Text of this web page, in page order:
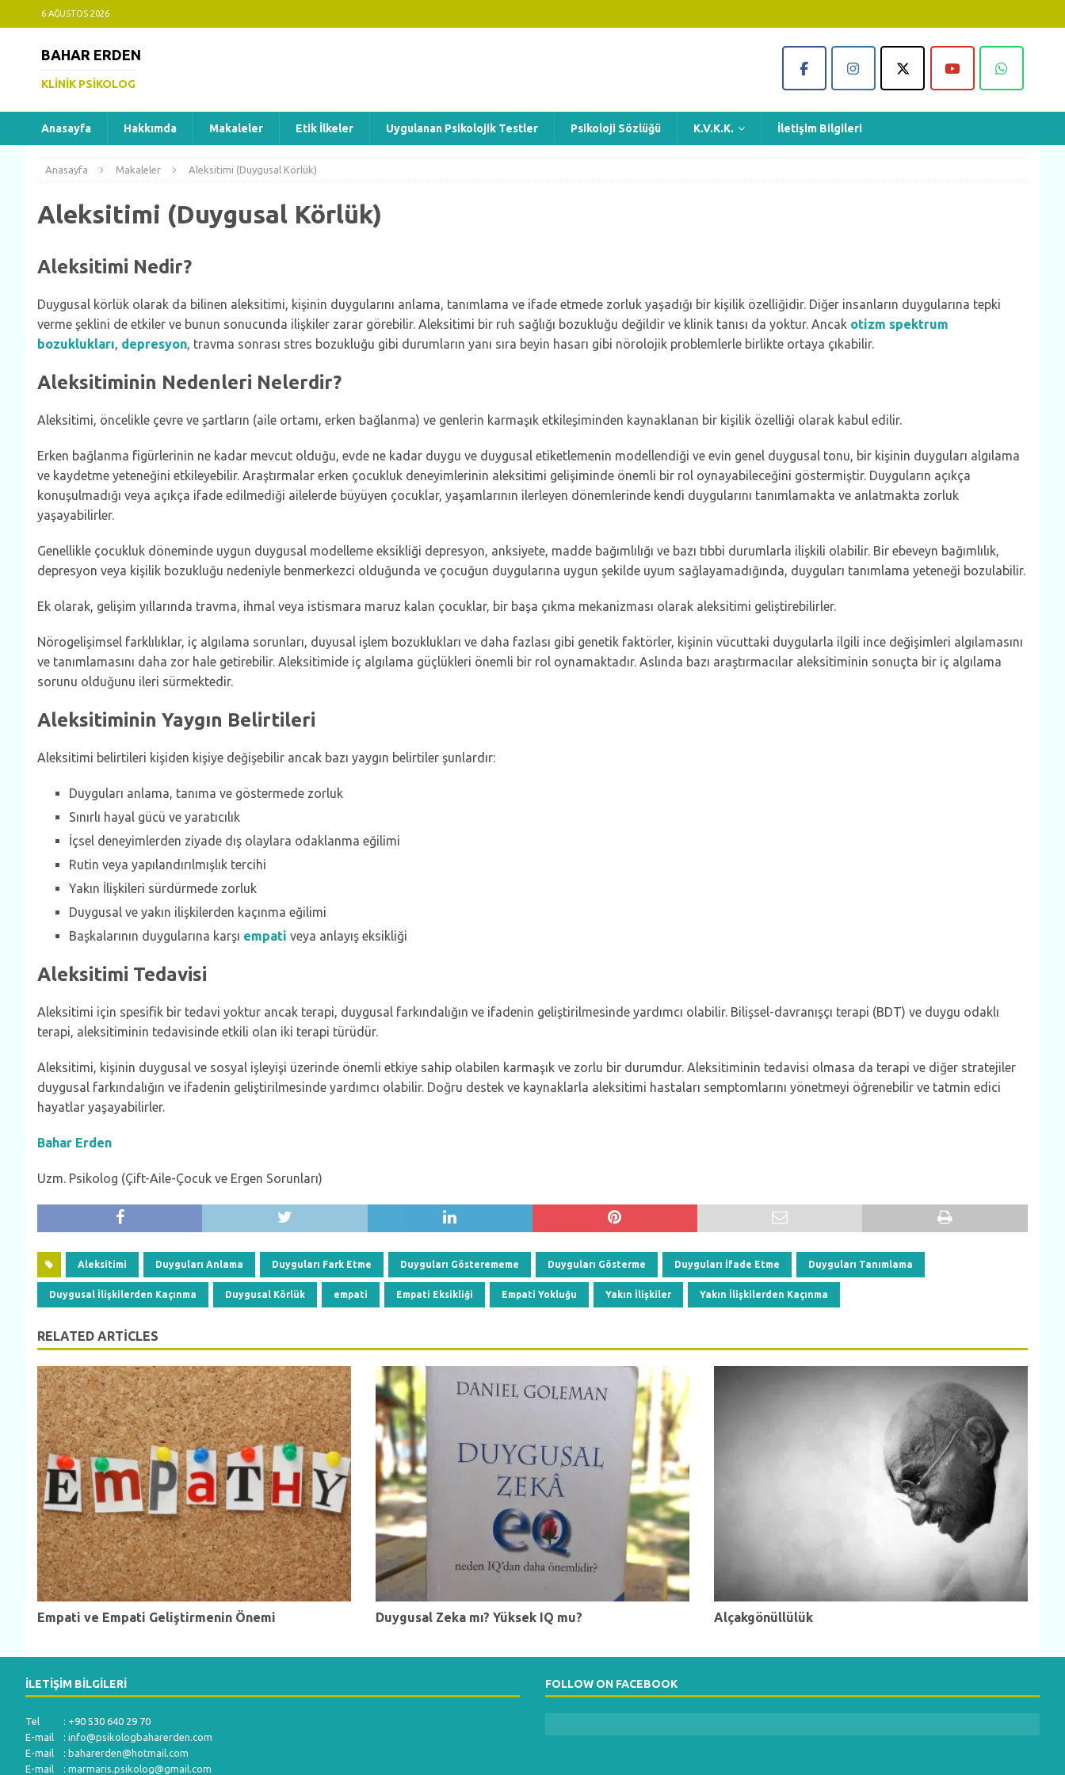
6 AĞUSTOS 2026
BAHAR ERDEN
KLINIK PSIKOLOG
Anasayfa Hakkımda Makaleler Etik İlkeler Uygulanan Psikolojik Testler Psikoloji Sözlüğü K.V.K.K. İletişim Bilgileri
Anasayfa Makaleler Aleksitimi (Duygusal Körlük)
Aleksitimi (Duygusal Körlük)
Aleksitimi Nedir?
Duygusal körlük olarak da bilinen aleksitimi, kişinin duygularını anlama, tanımlama ve ifade etmede zorluk yaşadığı bir kişilik özelliğidir. Diğer insanların duygularına tepki
verme şeklini de etkiler ve bunun sonucunda ilişkiler zarar görebilir. Aleksitimi bir ruh sağlığı bozukluğu değildir ve klinik tanısı da yoktur. Ancak otizm spektrum
bozuklukları, depresyon, travma sonrası stres bozukluğu gibi durumların yanı sıra beyin hasarı gibi nörolojik problemlerle birlikte ortaya çıkabilir.
Aleksitiminin Nedenleri Nelerdir?
Aleksitimi, öncelikle çevre ve şartların (aile ortamı, erken bağlanma) ve genlerin karmaşık etkileşiminden kaynaklanan bir kişilik özelliği olarak kabul edilir.
Erken bağlanma figürlerinin ne kadar mevcut olduğu, evde ne kadar duygu ve duygusal etiketlemenin modellendiği ve evin genel duygusal tonu, bir kişinin duyguları algılama
ve kaydetme yeteneğini etkileyebilir. Araştırmalar erken çocukluk deneyimlerinin aleksitimi gelişiminde önemli bir rol oynayabileceğini göstermiştir. Duyguların açıkça
konuşulmadığı veya açıkça ifade edilmediği ailelerde büyüyen çocuklar, yaşamlarının ilerleyen dönemlerinde kendi duygularını tanımlamakta ve anlatmakta zorluk
yaşayabilirler.
Genellikle çocukluk döneminde uygun duygusal modelleme eksikliği depresyon, anksiyete, madde bağımlılığı ve bazı tıbbi durumlarla ilişkili olabilir. Bir ebeveyn bağımlılık,
depresyon veya kişilik bozukluğu nedeniyle benmerkezci olduğunda ve çocuğun duygularına uygun şekilde uyum sağlayamadığında, duyguları tanımlama yeteneği bozulabilir.
Ek olarak, gelişim yıllarında travma, ihmal veya istismara maruz kalan çocuklar, bir başa çıkma mekanizması olarak aleksitimi geliştirebilirler.
Nörogelişimsel farklılıklar, iç algılama sorunları, duyusal işlem bozuklukları ve daha fazlası gibi genetik faktörler, kişinin vücuttaki duygularla ilgili ince değişimleri algılamasını
ve tanımlamasını daha zor hale getirebilir. Aleksitimide iç algılama güçlükleri önemli bir rol oynamaktadır. Aslında bazı araştırmacılar aleksitiminin sonuçta bir iç algılama
sorunu olduğunu ileri sürmektedir.
Aleksitiminin Yaygın Belirtileri
Aleksitimi belirtileri kişiden kişiye değişebilir ancak bazı yaygın belirtiler şunlardır:
Duyguları anlama, tanıma ve göstermede zorluk
Sınırlı hayal gücü ve yaratıcılık
İçsel deneyimlerden ziyade dış olaylara odaklanma eğilimi
Rutin veya yapılandırılmışlık tercihi
Yakın İlişkileri sürdürmede zorluk
Duygusal ve yakın ilişkilerden kaçınma eğilimi
Başkalarının duygularına karşı empati veya anlayış eksikliği
Aleksitimi Tedavisi
Aleksitimi için spesifik bir tedavi yoktur ancak terapi, duygusal farkındalığın ve ifadenin geliştirilmesinde yardımcı olabilir. Bilişsel-davranışçı terapi (BDT) ve duygu odaklı
terapi, aleksitiminin tedavisinde etkili olan iki terapi türüdür.
Aleksitimi, kişinin duygusal ve sosyal işleyişi üzerinde önemli etkiye sahip olabilen karmaşık ve zorlu bir durumdur. Aleksitiminin tedavisi olmasa da terapi ve diğer stratejiler
duygusal farkındalığın ve ifadenin geliştirilmesinde yardımcı olabilir. Doğru destek ve kaynaklarla aleksitimi hastaları semptomlarını yönetmeyi öğrenebilir ve tatmin edici
hayatlar yaşayabilirler.
Bahar Erden
Uzm. Psikolog (Çift-Aile-Çocuk ve Ergen Sorunları)
Aleksitimi Duyguları Anlama Duyguları Fark Etme Duyguları Gösterememe Duyguları Gösterme Duyguları İfade Etme Duyguları Tanımlama
Duygusal İlişkilerden Kaçınma Duygusal Körlük empati Empati Eksikliği Empati Yokluğu Yakın İlişkiler Yakın İlişkilerden Kaçınma
RELATED ARTICLES
Empati ve Empati Geliştirmenin Önemi Duygusal Zeka mı? Yüksek IQ mu? Alçakgönüllülük
İLETIŞIM BILGILERI
Tel : +90 530 640 29 70
E-mail : info@psikologbaharerden.com
E-mail : baharerden@hotmail.com
E-mail : marmaris.psikolog@gmail.com
FOLLOW ON FACEBOOK